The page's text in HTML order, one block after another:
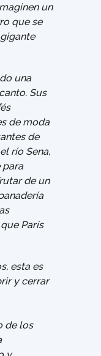
un
que se
una
Sus
de moda
de
río Sena,
para
de un
París
esta es
y cerrar
de los